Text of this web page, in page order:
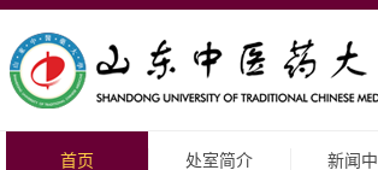
首页 处室简介 新闻